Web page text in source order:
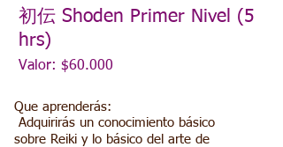
初伝 Shoden Primer Nivel (5
hrs)
Valor: $60.000
Que aprenderás:
Adquirirás un conocimiento básico
sobre Reiki y lo básico del arte de